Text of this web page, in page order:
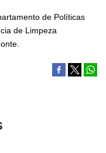
de Políticas
de Limpeza